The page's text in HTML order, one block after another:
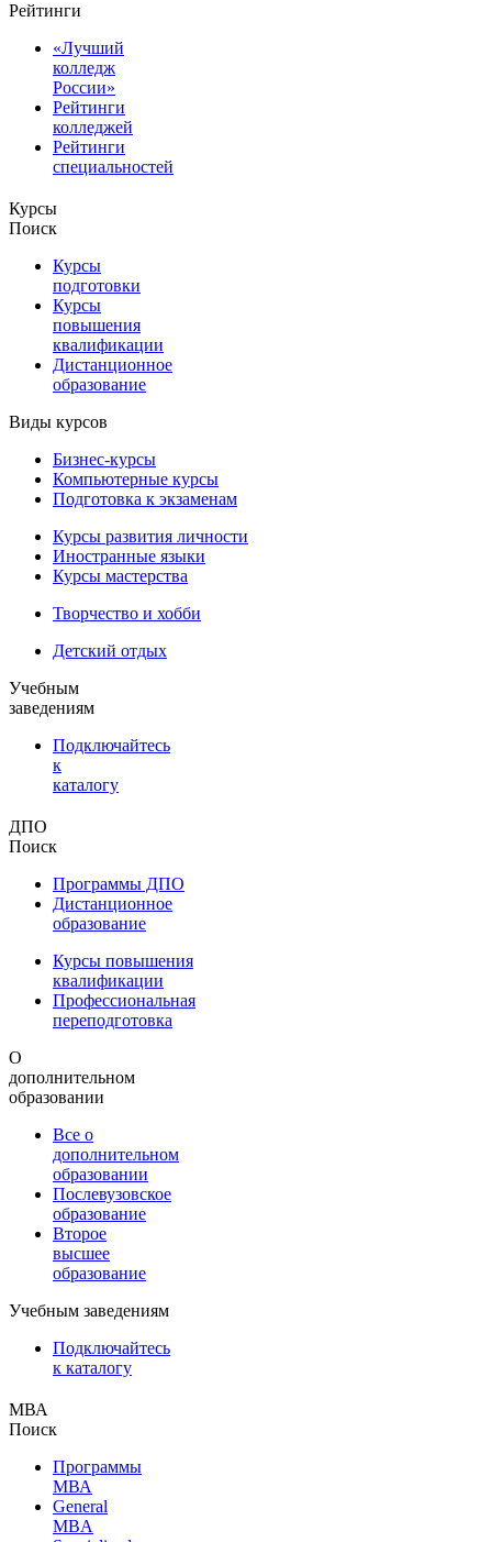
Рейтинги
«Лучший
колледж
России»
Рейтинги
колледжей
Рейтинги
специальностей
Курсы
Поиск
Курсы
подготовки
Курсы
повышения
квалификации
Дистанционное
образование
Виды курсов
Бизнес-курсы
Компьютерные курсы
Подготовка к экзаменам
Курсы развития личности
Иностранные языки
Курсы мастерства
Творчество и хобби
Детский отдых
Учебным
заведениям
Подключайтесь
к
каталогу
ДПО
Поиск
Программы ДПО
Дистанционное
образование
Курсы повышения
квалификации
Профессиональная
переподготовка
О
дополнительном
образовании
Все о
дополнительном
образовании
Послевузовское
образование
Второе
высшее
образование
Учебным заведениям
Подключайтесь
к каталогу
МВА
Поиск
Программы
МВА
General
MBA